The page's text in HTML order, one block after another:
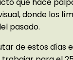
donde los
pasado.
de estos días